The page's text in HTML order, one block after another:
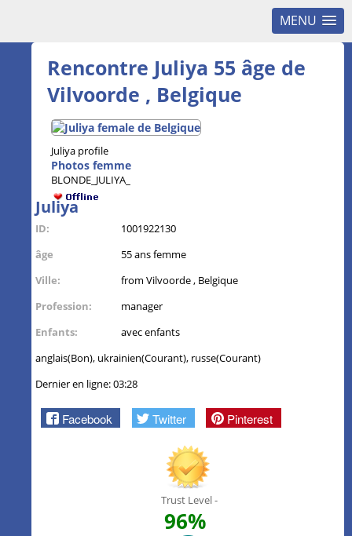
MENU
Rencontre Juliya 55 âge de
Vilvoorde , Belgique
Juliya profile
Photos femme
BLONDE_JULIYA_
Juliya
ID:
1001922130
âge
55 ans femme
Ville:
from Vilvoorde , Belgique
Profession:
manager
Enfants:
avec enfants
anglais(Bon), ukrainien(Courant), russe(Courant)
Dernier en ligne: 03:28
Facebook Twitter Pinterest
Trust Level -
96%